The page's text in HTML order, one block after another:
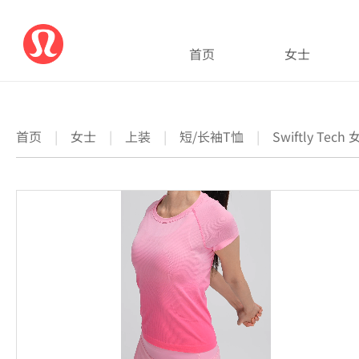
首页 女士
首页 | 女士 | 上装 | 短/长袖T恤 | Swiftly Tech